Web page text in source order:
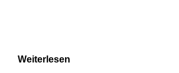
Weiterlesen